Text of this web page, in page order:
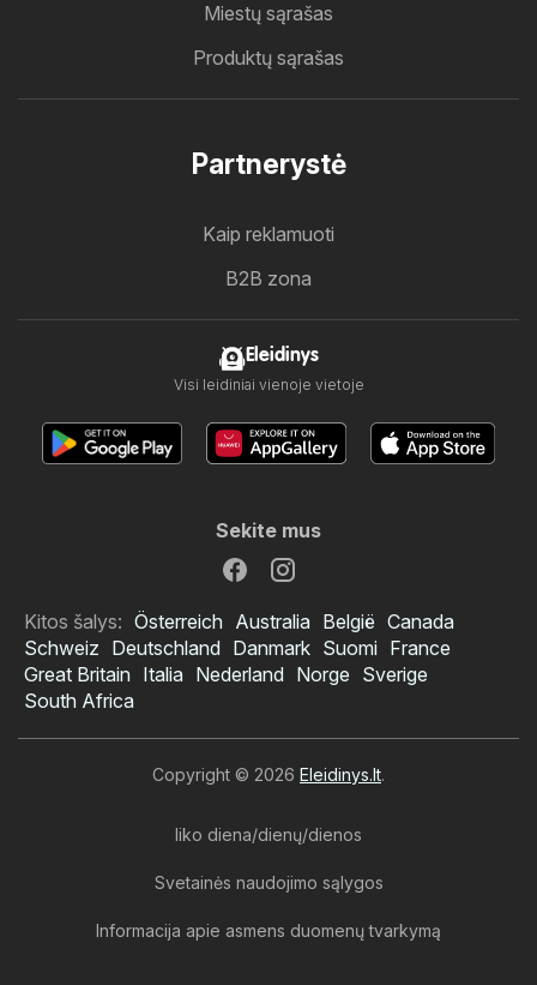
Miestų sąrašas
Produktų sąrašas
Partnerystė
Kaip reklamuoti
B2B zona
Eleidinys
Visi leidiniai vienoje vietoje
Sekite mus
Kitos šalys: Österreich Australia België Canada
Schweiz Deutschland Danmark Suomi France
Great Britain Italia Nederland Norge Sverige
South Africa
Copyright © 2026 Eleidinys.lt.
liko diena/dienų/dienos
Svetainės naudojimo sąlygos
Informacija apie asmens duomenų tvarkymą